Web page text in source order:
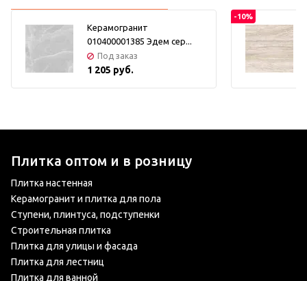
Керамогранит
010400001385 Эдем сер...
Под заказ
1 205 руб.
-10%
Плитка оптом и в розницу
Плитка настенная
Керамогранит и плитка для пола
Ступени, плинтуса, подступенки
Строительная плитка
Плитка для улицы и фасада
Плитка для лестниц
Плитка для ванной